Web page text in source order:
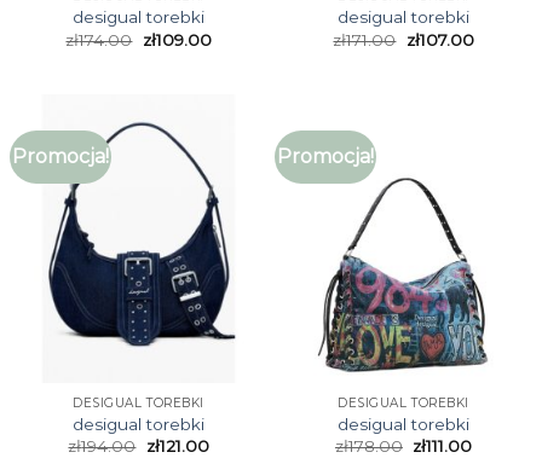
desigual torebki
zł174.00 zł109.00
desigual torebki
zł171.00 zł107.00
Promocja!
DESIGUAL TOREBKI
desigual torebki
zł194.00 zł121.00
Promocja!
DESIGUAL TOREBKI
desigual torebki
zł178.00 zł111.00